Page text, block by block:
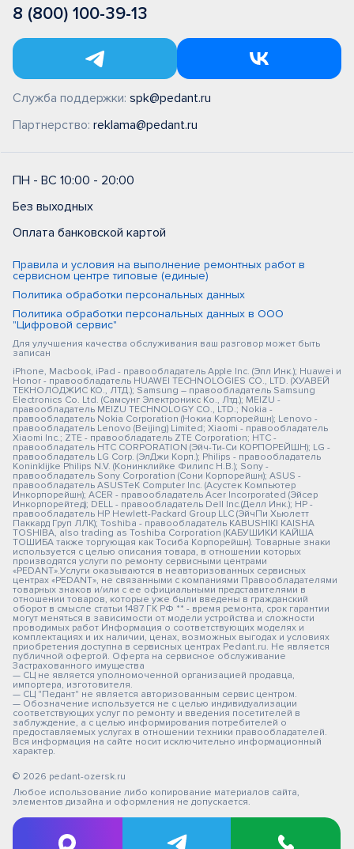
8 (800) 100-39-13
Служба поддержки: spk@pedant.ru
Партнерство: reklama@pedant.ru
ПН - ВС 10:00 - 20:00
Без выходных
Оплата банковской картой
Правила и условия на выполнение ремонтных работ в
сервисном центре типовые (единые)
Политика обработки персональных данных
Политика обработки персональных данных в ООО
"Цифровой сервис"
Для улучшения качества обслуживания ваш разговор может быть
записан
iPhone, Macbook, iPad - правообладатель Apple Inc. (Эпл Инк.); Huawei и
Honor - правообладатель HUAWEI TECHNOLOGIES CO., LTD. (ХУАВЕЙ
ТЕКНОЛОДЖИС КО., ЛТД.); Samsung – правообладатель Samsung
Electronics Co. Ltd. (Самсунг Электроникс Ко., Лтд.); MEIZU -
правообладатель MEIZU TECHNOLOGY CO., LTD.; Nokia -
правообладатель Nokia Corporation (Нокиа Корпорейшн); Lenovo -
правообладатель Lenovo (Beijing) Limited; Xiaomi - правообладатель
Xiaomi Inc.; ZTE - правообладатель ZTE Corporation; HTC -
правообладатель HTC CORPORATION (Эйч-Ти-Си КОРПОРЕЙШН); LG -
правообладатель LG Corp. (ЭлДжи Корп.); Philips - правообладатель
Koninklijke Philips N.V. (Конинклийке Филипс Н.В.); Sony -
правообладатель Sony Corporation (Сони Корпорейшн); ASUS -
правообладатель ASUSTeK Computer Inc. (Асустек Компьютер
Инкорпорейшн); ACER - правообладатель Acer Incorporated (Эйсер
Инкорпорейтед); DELL - правообладатель Dell Inc.(Делл Инк.); HP -
правообладатель HP Hewlett-Packard Group LLC (ЭйчПи Хьюлетт
Паккард Груп ЛЛК); Toshiba - правообладатель KABUSHIKI KAISHA
TOSHIBA, also trading as Toshiba Corporation (КАБУШИКИ КАЙША
ТОШИБА также торгующая как Тосиба Корпорейшн). Товарные знаки
используется с целью описания товара, в отношении которых
производятся услуги по ремонту сервисными центрами
«PEDANT».Услуги оказываются в неавторизованных сервисных
центрах «PEDANT», не связанными с компаниями Правообладателями
товарных знаков и/или с ее официальными представителями в
отношении товаров, которые уже были введены в гражданский
оборот в смысле статьи 1487 ГК РФ ** - время ремонта, срок гарантии
могут меняться в зависимости от модели устройства и сложности
проводимых работ Информация о соответствующих моделях и
комплектациях и их наличии, ценах, возможных выгодах и условиях
приобретения доступна в сервисных центрах Pedant.ru. Не является
публичной офертой. Оферта на сервисное обслуживание
Застрахованного имущества
— СЦ не является уполномоченной организацией продавца,
импортера, изготовителя.
— СЦ "Педант" не является авторизованным сервис центром.
— Обозначение используется не с целью индивидуализации
соответствующих услуг по ремонту и введения посетителей в
заблуждение, а с целью информирования потребителей о
предоставляемых услугах в отношении техники правообладателей.
Вся информация на сайте носит исключительно информационный
характер.
© 2026 pedant-ozersk.ru
Любое использование либо копирование материалов сайта,
элементов дизайна и оформления не допускается.